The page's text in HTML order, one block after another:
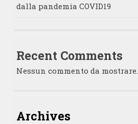
dalla pandemia COVID19
Recent Comments
Nessun commento da mostrare.
Archives